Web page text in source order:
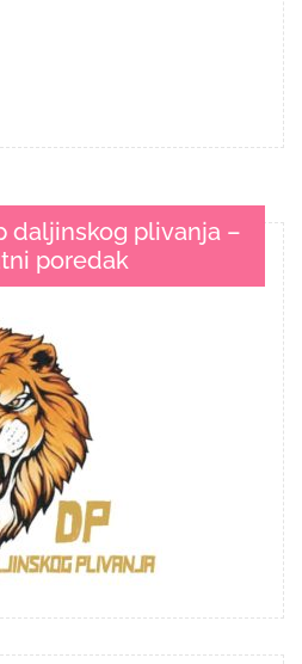
daljinskog plivanja –
poredak